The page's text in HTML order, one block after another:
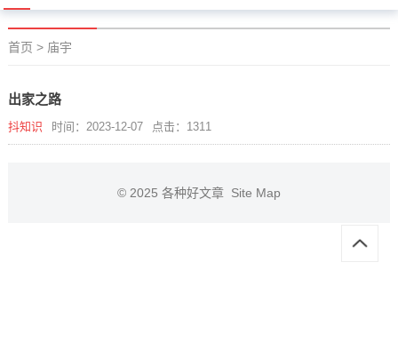
首页 > 庙宇
出家之路
抖知识 时间：2023-12-07 点击：1311
© 2025 各种好文章 Site Map